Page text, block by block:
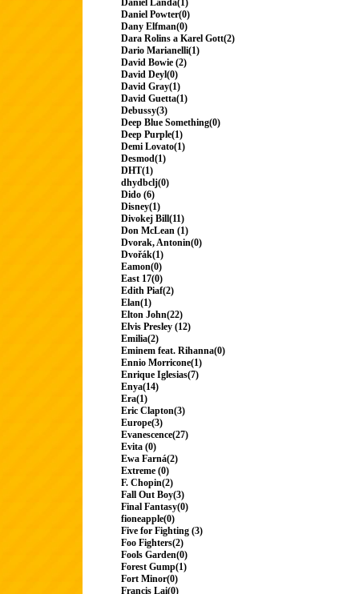
Daniel Landa(1)
Daniel Powter(0)
Dany Elfman(0)
Dara Rolins a Karel Gott(2)
Dario Marianelli(1)
David Bowie (2)
David Deyl(0)
David Gray(1)
David Guetta(1)
Debussy(3)
Deep Blue Something(0)
Deep Purple(1)
Demi Lovato(1)
Desmod(1)
DHT(1)
dhydbclj(0)
Dido (6)
Disney(1)
Divokej Bill(11)
Don McLean (1)
Dvorak, Antonin(0)
Dvořák(1)
Eamon(0)
East 17(0)
Edith Piaf(2)
Elan(1)
Elton John(22)
Elvis Presley (12)
Emilia(2)
Eminem feat. Rihanna(0)
Ennio Morricone(1)
Enrique Iglesias(7)
Enya(14)
Era(1)
Eric Clapton(3)
Europe(3)
Evanescence(27)
Evita (0)
Ewa Farná(2)
Extreme (0)
F. Chopin(2)
Fall Out Boy(3)
Final Fantasy(0)
fioneapple(0)
Five for Fighting (3)
Foo Fighters(2)
Fools Garden(0)
Forest Gump(1)
Fort Minor(0)
Francis Lai(0)